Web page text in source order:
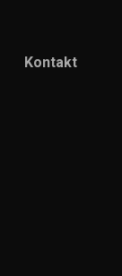
Kontakt